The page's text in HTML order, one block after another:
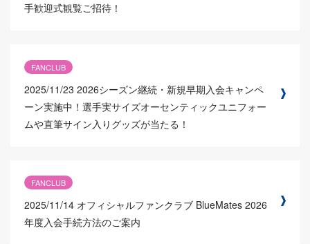
手歓迎式観覧ご招待！
FANCLUB
2025/11/23 2026シーズン継続・新規早期入会キャンペ
ーン実施中！選手実サイズオーセンティックユニフォー
ムや直筆サイン入りグッズが当たる！
FANCLUB
2025/11/14 オフィシャルファンクラブ BlueMates 2026
年度入会手続方法のご案内